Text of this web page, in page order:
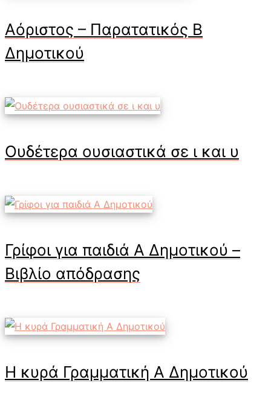
Αόριστος – Παρατατικός Β
Δημοτικού
Ουδέτερα ουσιαστικά σε ι και υ
Γρίφοι για παιδιά Α Δημοτικού –
Βιβλίο απόδρασης
Η κυρά Γραμματική Α Δημοτικού